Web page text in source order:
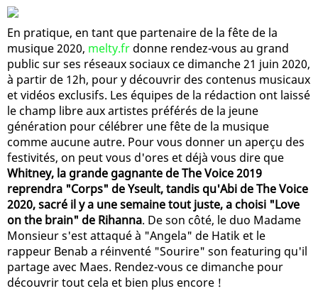
En pratique, en tant que partenaire de la fête de la
musique 2020, melty.fr donne rendez-vous au grand
public sur ses réseaux sociaux ce dimanche 21 juin 2020,
à partir de 12h, pour y découvrir des contenus musicaux
et vidéos exclusifs. Les équipes de la rédaction ont laissé
le champ libre aux artistes préférés de la jeune
génération pour célébrer une fête de la musique
comme aucune autre. Pour vous donner un aperçu des
festivités, on peut vous d'ores et déjà vous dire que
Whitney, la grande gagnante de The Voice 2019
reprendra "Corps" de Yseult, tandis qu'Abi de The Voice
2020, sacré il y a une semaine tout juste, a choisi "Love
on the brain" de Rihanna. De son côté, le duo Madame
Monsieur s'est attaqué à "Angela" de Hatik et le
rappeur Benab a réinventé "Sourire" son featuring qu'il
partage avec Maes. Rendez-vous ce dimanche pour
découvrir tout cela et bien plus encore !